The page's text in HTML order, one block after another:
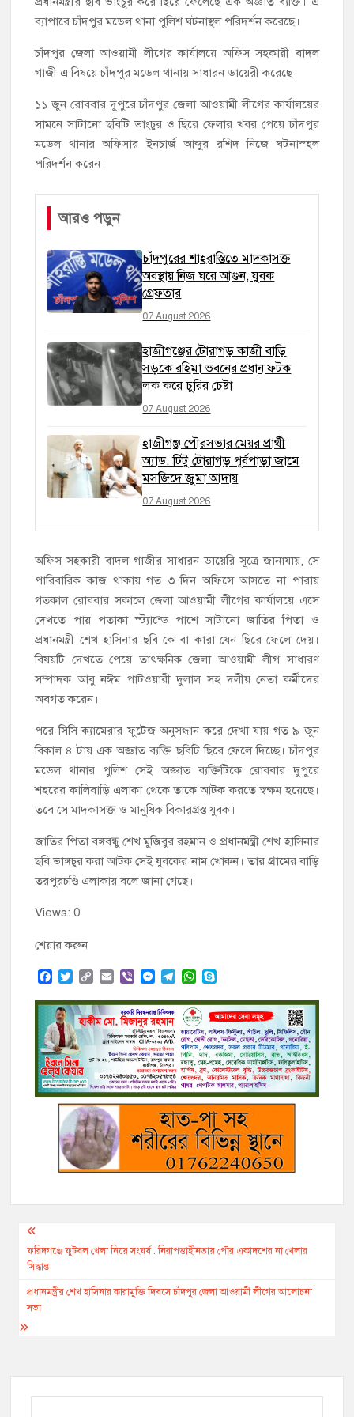
ব্যাপারে চাঁদপুর মডেল থানা পুলিশ ঘটনাস্থল পরিদর্শন করেছে।
চাঁদপুর জেলা আওয়ামী লীগের কার্যালয়ে অফিস সহকারী বাদল
গাজী এ বিষয়ে চাঁদপুর মডেল থানায় সাধারন ডায়েরী করেছে।
১১ জুন রোববার দুপুরে চাঁদপুর জেলা আওয়ামী লীগের কার্যালয়ের
সামনে সাটানো ছবিটি ভাংচুর ও ছিরে ফেলার খবর পেয়ে চাঁদপুর
মডেল থানার অফিসার ইনচার্জ আব্দুর রশিদ নিজে ঘটনাস্হল
পরিদর্শন করেন।
আরও পড়ুন
চাঁদপুরের শাহরাস্তিতে মাদকাসক্ত
অবস্থায় নিজ ঘরে আগুন, যুবক
গ্রেফতার
07 August 2026
হাজীগঞ্জের টোরাগড় কাজী বাড়ি
সড়কে রহিমা ভবনের প্রধান ফটক
লক করে চুরির চেষ্টা
07 August 2026
হাজীগঞ্জ পৌরসভার মেয়র প্রার্থী
অ্যাড. টিটু টোরাগড় পূর্বপাড়া জামে
মসজিদে জুমা আদায়
07 August 2026
অফিস সহকারী বাদল গাজীর সাধারন ডায়েরি সূত্রে জানাযায়, সে
পারিবারিক কাজ থাকায় গত ৩ দিন অফিসে আসতে না পারায়
গতকাল রোববার সকালে জেলা আওয়ামী লীগের কার্যালয়ে এসে
দেখতে পায় পতাকা স্ট্যান্ডে পাশে সাটানো জাতির পিতা ও
প্রধানমন্ত্রী শেখ হাসিনার ছবি কে বা কারা যেন ছিরে ফেলে দেয়।
বিষয়টি দেখতে পেয়ে তাৎক্ষনিক জেলা আওয়ামী লীগ সাধারণ
সম্পাদক আবু নঈম পাটওয়ারী দুলাল সহ দলীয় নেতা কর্মীদের
অবগত করেন।
পরে সিসি ক্যামেরার ফুটেজ অনুসন্ধান করে দেখা যায় গত ৯ জুন
বিকাল ৪ টায় এক অজ্ঞাত ব্যক্তি ছবিটি ছিরে ফেলে দিচ্ছে। চাঁদপুর
মডেল থানার পুলিশ সেই অজ্ঞাত ব্যক্তিটিকে রোববার দুপুরে
শহরের কালিবাড়ি এলাকা থেকে তাকে আটক করতে স্বক্ষম হয়েছে।
তবে সে মাদকাসক্ত ও মানুষিক বিকারগ্রস্ত যুবক।
জাতির পিতা বঙ্গবন্ধু শেখ মুজিবুর রহমান ও প্রধানমন্ত্রী শেখ হাসিনার
ছবি ভাঙ্গচুর করা আটক সেই যুবকের নাম খোকন। তার গ্রামের বাড়ি
তরপুরচণ্ডি এলাকায় বলে জানা গেছে।
Views: 0
শেয়ার করুন
F
c
e
b
o
o
k
T
i
t
t
e
r
C
p
y
i
n
k
E
a
i
l
V
b
e
r
M
s
s
e
n
g
e
r
T
l
e
g
a
m
W
a
t
s
A
p
p
y
p
e
Post
navigation
ফরিদগঞ্জে ফুটবল খেলা নিয়ে সংঘর্ষ : নিরাপত্তাহীনতায় পৌর একাদশের না খেলার
সিদ্ধান্ত
প্রধানমন্ত্রীর শেখ হাসিনার কারামুক্তি দিবসে চাঁদপুর জেলা আওয়ামী লীগের আলোচনা
সভা